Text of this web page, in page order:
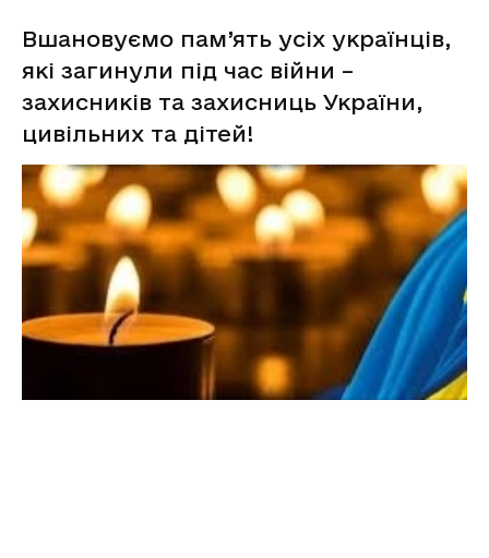
Вшановуємо пам’ять усіх українців,
які загинули під час війни –
захисників та захисниць України,
цивільних та дітей!